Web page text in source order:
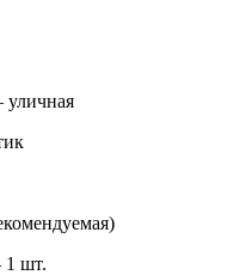
уличная
1 шт.